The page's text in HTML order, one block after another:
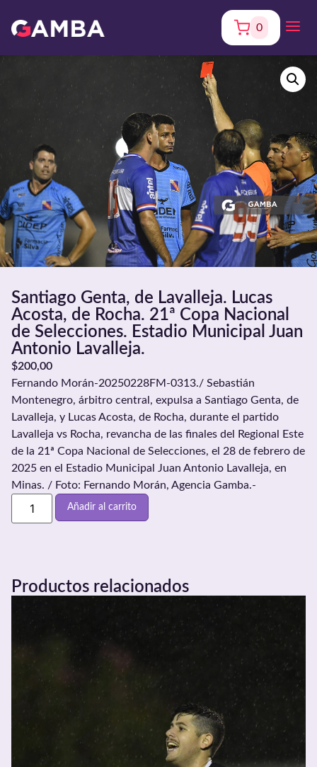
0
Santiago Genta, de Lavalleja. Lucas
Acosta, de Rocha. 21ª Copa Nacional
de Selecciones. Estadio Municipal Juan
Antonio Lavalleja.
$200,00
Fernando Morán-20250228FM-0313./ Sebastián
Montenegro, árbitro central, expulsa a Santiago Genta, de
Lavalleja, y Lucas Acosta, de Rocha, durante el partido
Lavalleja vs Rocha, revancha de las finales del Regional Este
de la 21ª Copa Nacional de Selecciones, el 28 de febrero de
2025 en el Estadio Municipal Juan Antonio Lavalleja, en
Minas. / Foto: Fernando Morán, Agencia Gamba.-
Añadir al carrito
Productos relacionados